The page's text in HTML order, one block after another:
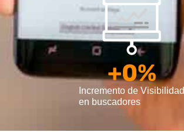
Incremento de Visibilidad
en buscadores
+0%